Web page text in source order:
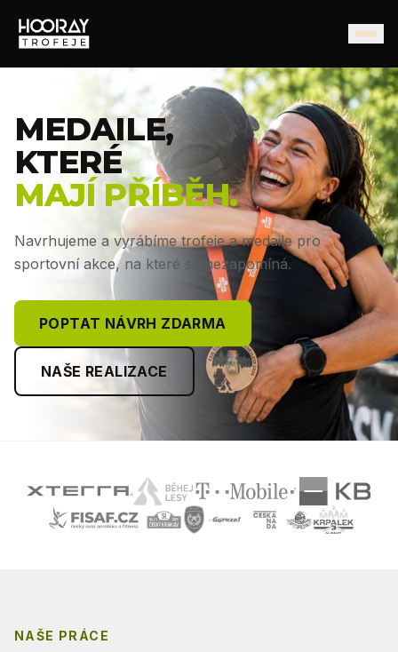
MEDAILE,
KTERÉ
MAJÍ PŘÍBĚH.
Navrhujeme a vyrábíme trofeje a medaile pro
sportovní akce, na které se nezapomíná.
POPTAT NÁVRH ZDARMA
NAŠE REALIZACE
NAŠE PRÁCE